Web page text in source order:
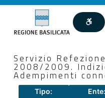
Servizio
2008/2009.
Adempimenti
Tipo:
Ente: